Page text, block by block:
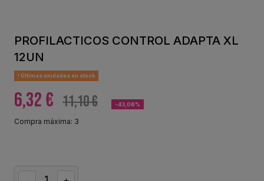
PROFILACTICOS CONTROL ADAPTA XL
12UN
Últimas unidades en stock
6,32 € 11,10 € -43,06%
Compra máxima: 3